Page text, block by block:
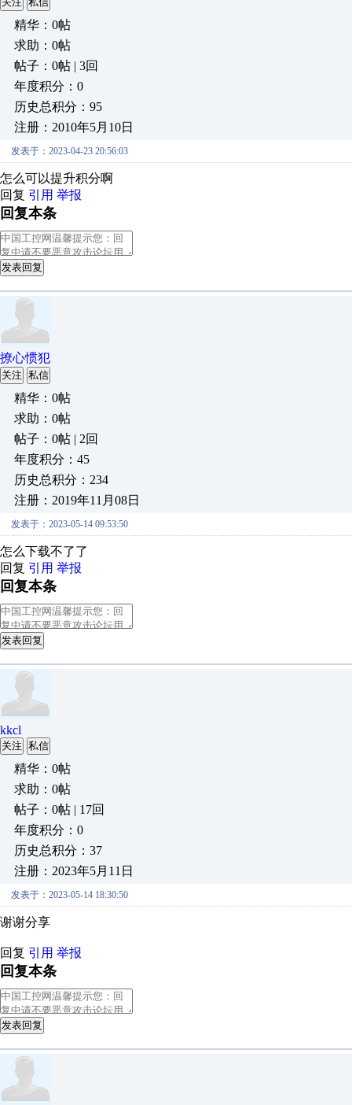
精华：0帖
求助：0帖
帖子：0帖 | 3回
年度积分：0
历史总积分：95
注册：2010年5月10日
发表于：2023-04-23 20:56:03
怎么可以提升积分啊
回复 引用 举报
回复本条
发表回复
撩心惯犯
关注 私信
精华：0帖
求助：0帖
帖子：0帖 | 2回
年度积分：45
历史总积分：234
注册：2019年11月08日
发表于：2023-05-14 09:53:50
怎么下载不了了
回复 引用 举报
回复本条
发表回复
kkcl
关注 私信
精华：0帖
求助：0帖
帖子：0帖 | 17回
年度积分：0
历史总积分：37
注册：2023年5月11日
发表于：2023-05-14 18:30:50
谢谢分享
回复 引用 举报
回复本条
发表回复